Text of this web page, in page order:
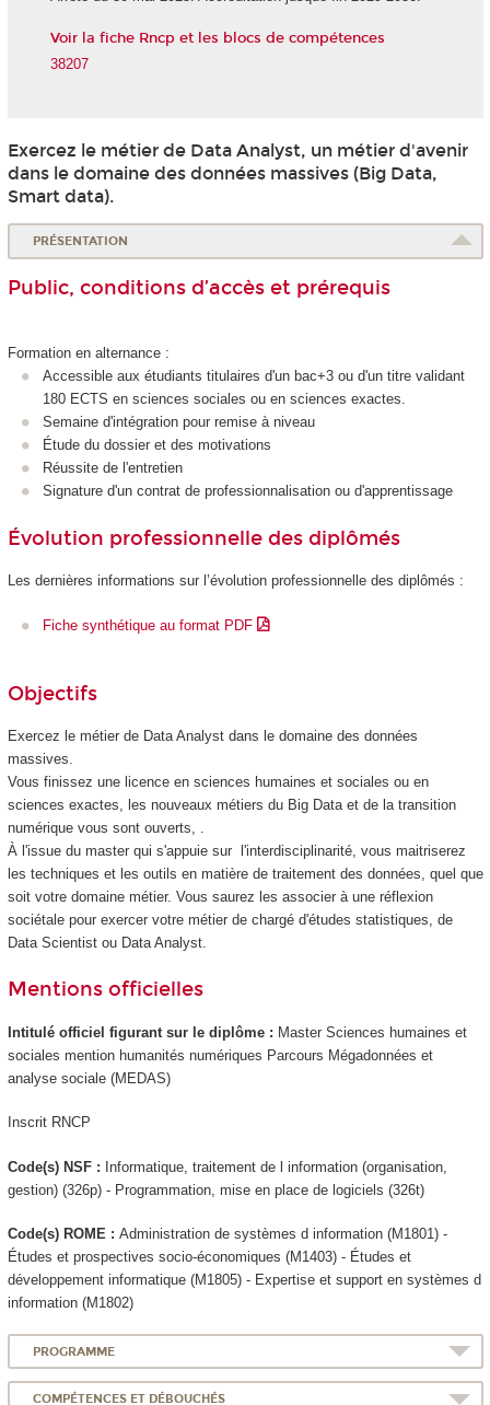
Voir la fiche Rncp et les blocs de compétences
38207
Exercez le métier de Data Analyst, un métier d'avenir
dans le domaine des données massives (Big Data,
Smart data).
PRÉSENTATION
Public, conditions d’accès et prérequis
Formation en alternance:
Accessible aux étudiants titulaires d'un bac+3 ou d'un titre validant
180 ECTS en sciences sociales ou en sciences exactes.
Semaine d'intégration pour remise à niveau
Étude du dossier et des motivations
Réussite de l'entretien
Signature d'un contrat de professionnalisation ou d'apprentissage
Évolution professionnelle des diplômés
Les dernières informations sur l’évolution professionnelle des diplômés :
Fiche synthétique au format PDF
Objectifs
Exercez le métier de Data Analyst dans le domaine des données
massives.
Vous finissez une licence en sciences humaines et sociales ou en
sciences exactes, les nouveaux métiers du Big Data et de la transition
numérique vous sont ouverts, .
À l'issue du master qui s'appuie sur l'interdisciplinarité, vous maitriserez
les techniques et les outils en matière de traitement des données, quel que
soit votre domaine métier. Vous saurez les associer à une réflexion
sociétale pour exercer votre métier de chargé d'études statistiques, de
Data Scientist ou Data Analyst.
Mentions officielles
Intitulé officiel figurant sur le diplôme : Master Sciences humaines et
sociales mention humanités numériques Parcours Mégadonnées et
analyse sociale (MEDAS)
Inscrit RNCP
Code(s) NSF : Informatique, traitement de l information (organisation,
gestion) (326p) - Programmation, mise en place de logiciels (326t)
Code(s) ROME : Administration de systèmes d information (M1801) -
Études et prospectives socio-économiques (M1403) - Études et
développement informatique (M1805) - Expertise et support en systèmes d
information (M1802)
PROGRAMME
COMPÉTENCES ET DÉBOUCHÉS